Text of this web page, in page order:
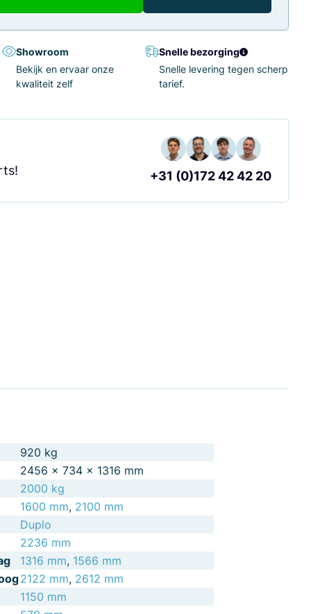
Showroom
Bekijk en ervaar onze
kwaliteit zelf
Snelle bezorging
Snelle levering tegen scherp
tarief.
+31 (0)172 42 42 20
920 kg
2456 × 734 × 1316 mm
2000 kg
1600 mm, 2100 mm
Duplo
2236 mm
1316 mm, 1566 mm
2122 mm, 2612 mm
1150 mm